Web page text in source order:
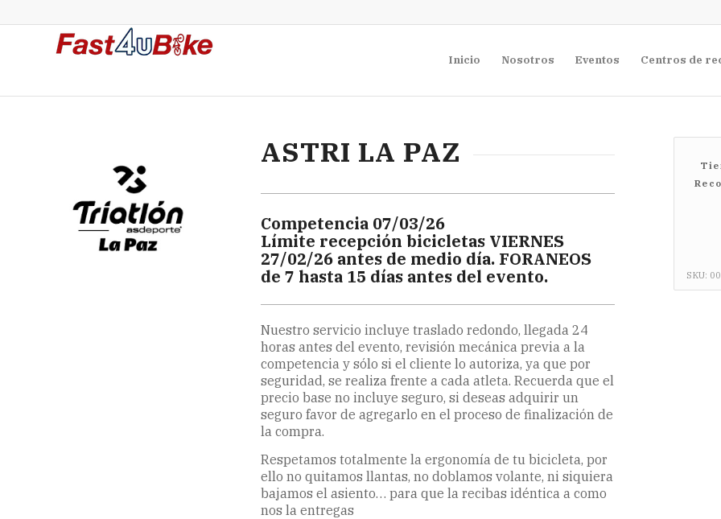
Inicio Nosotros Eventos Centros de
ASTRI LA PAZ
Competencia 07/03/26
Límite recepción bicicletas VIERNES
27/02/26 antes de medio día. FORANEOS
de 7 hasta 15 días antes del evento.
Nuestro servicio incluye traslado redondo, llegada 24
horas antes del evento, revisión mecánica previa a la
competencia y sólo si el cliente lo autoriza, ya que por
seguridad, se realiza frente a cada atleta. Recuerda que el
precio base no incluye seguro, si deseas adquirir un
seguro favor de agregarlo en el proceso de finalización de
la compra.
Respetamos totalmente la ergonomía de tu bicicleta, por
ello no quitamos llantas, no doblamos volante, ni siquiera
bajamos el asiento… para que la recibas idéntica a como
nos la entregas
SKU: